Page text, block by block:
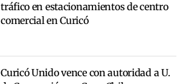
tráfico en estacionamientos de centro
comercial en Curicó
Curicó Unido vence con autoridad a U.